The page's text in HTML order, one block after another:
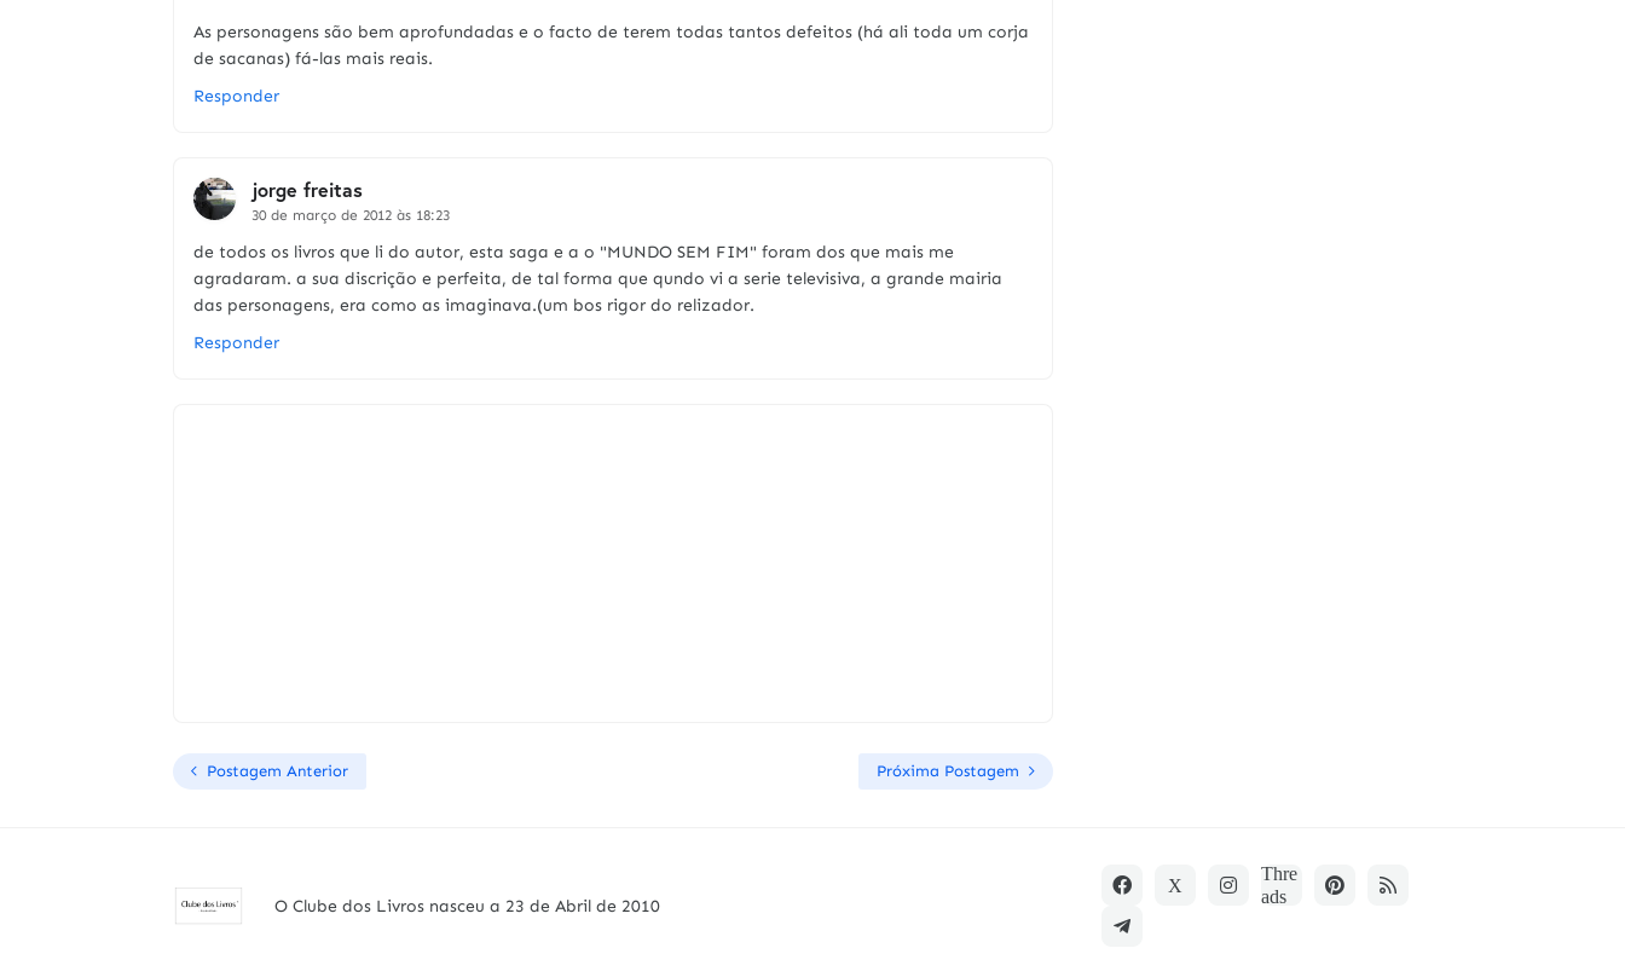
As personagens são bem aprofundadas e o facto de terem todas tantos defeitos (há ali toda um corja
de sacanas) fá-las mais reais.
Responder
jorge freitas
30 de março de 2012 às 18:23
de todos os livros que li do autor, esta saga e a o "MUNDO SEM FIM" foram dos que mais me
agradaram. a sua discrição e perfeita, de tal forma que qundo vi a serie televisiva, a grande mairia
das personagens, era como as imaginava.(um bos rigor do relizador.
Responder
Postagem Anterior Próxima Postagem
O Clube dos Livros nasceu a 23 de Abril de 2010